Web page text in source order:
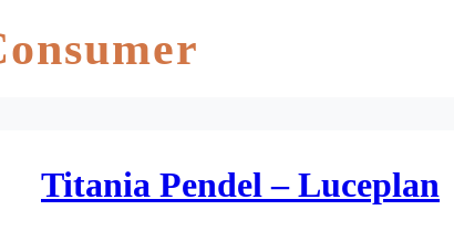
Titania Pendel – Luceplan